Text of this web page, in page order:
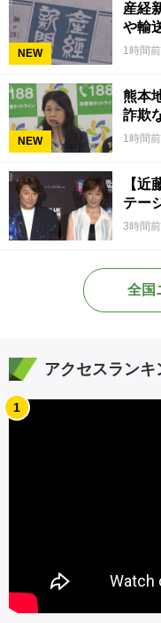
NEW
産経
や輸
1時間前
NEW
熊本
詐欺
1時間前
【近
テー
3時間前
全国
アクセスランキ
1